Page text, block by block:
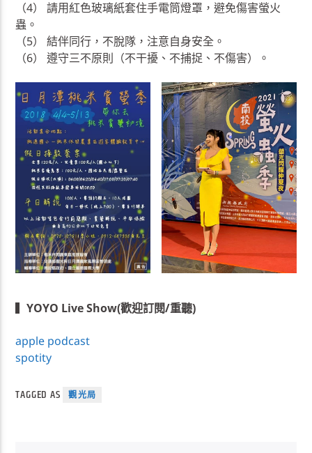
（4） 請用紅色玻璃紙套住手電筒燈罩，避免傷害螢火
蟲。
（5） 結伴同行，不脫隊，注意自身安全。
（6） 遵守三不原則（不干擾、不捕捉、不傷害）。
▍YOYO Live Show(歡迎訂閱/重聽)
apple podcast
spotity
TAGGED AS 觀光局